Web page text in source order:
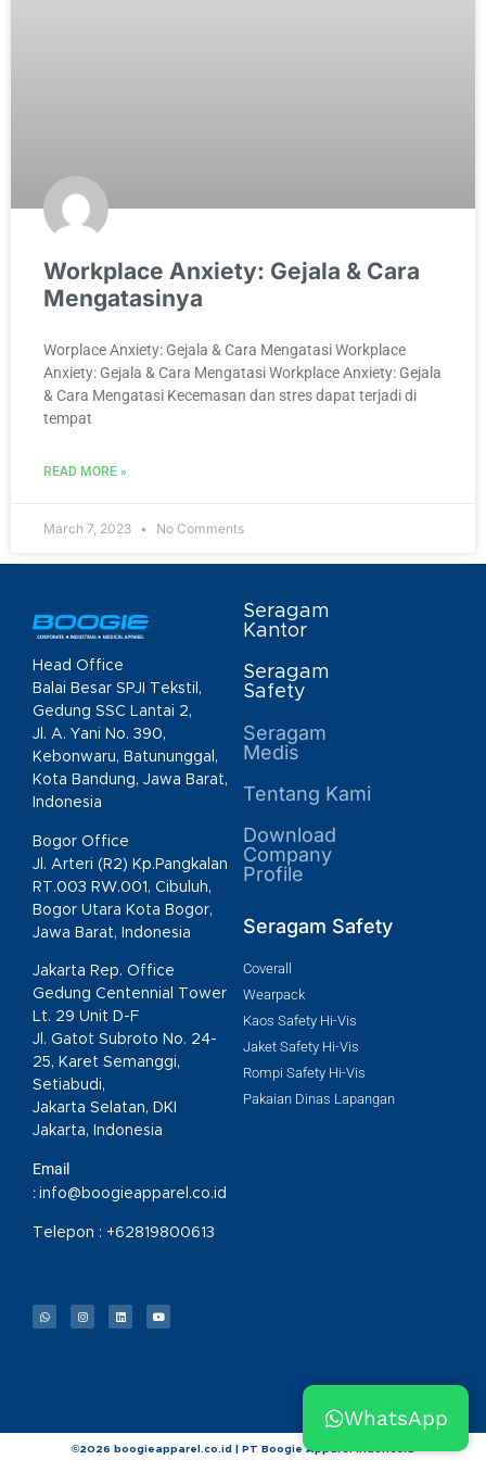
Workplace Anxiety: Gejala & Cara
Mengatasinya
Worplace Anxiety: Gejala & Cara Mengatasi Workplace
Anxiety: Gejala & Cara Mengatasi Workplace Anxiety: Gejala
& Cara Mengatasi Kecemasan dan stres dapat terjadi di
tempat
READ MORE »
March 7, 2023 No Comments
Head Office
Balai Besar SPJI Tekstil,
Gedung SSC Lantai 2,
Jl. A. Yani No. 390,
Kebonwaru, Batununggal,
Kota Bandung, Jawa Barat,
Indonesia
Bogor Office
Jl. Arteri (R2) Kp.Pangkalan
RT.003 RW.001, Cibuluh,
Bogor Utara Kota Bogor,
Jawa Barat, Indonesia
Jakarta Rep. Office
Gedung Centennial Tower
Lt. 29 Unit D-F
Jl. Gatot Subroto No. 24-
25, Karet Semanggi,
Setiabudi,
Jakarta Selatan, DKI
Jakarta, Indonesia
Email
: info@boogieapparel.co.id
Telepon : +62819800613
Seragam
Kantor
Seragam
Safety
Seragam
Medis
Tentang Kami
Download
Company
Profile
Seragam Safety
Coverall
Wearpack
Kaos Safety Hi-Vis
Jaket Safety Hi-Vis
Rompi Safety Hi-Vis
Pakaian Dinas Lapangan
©2026 boogieapparel.co.id | PT Boogie Apparel Indonesia
WhatsApp